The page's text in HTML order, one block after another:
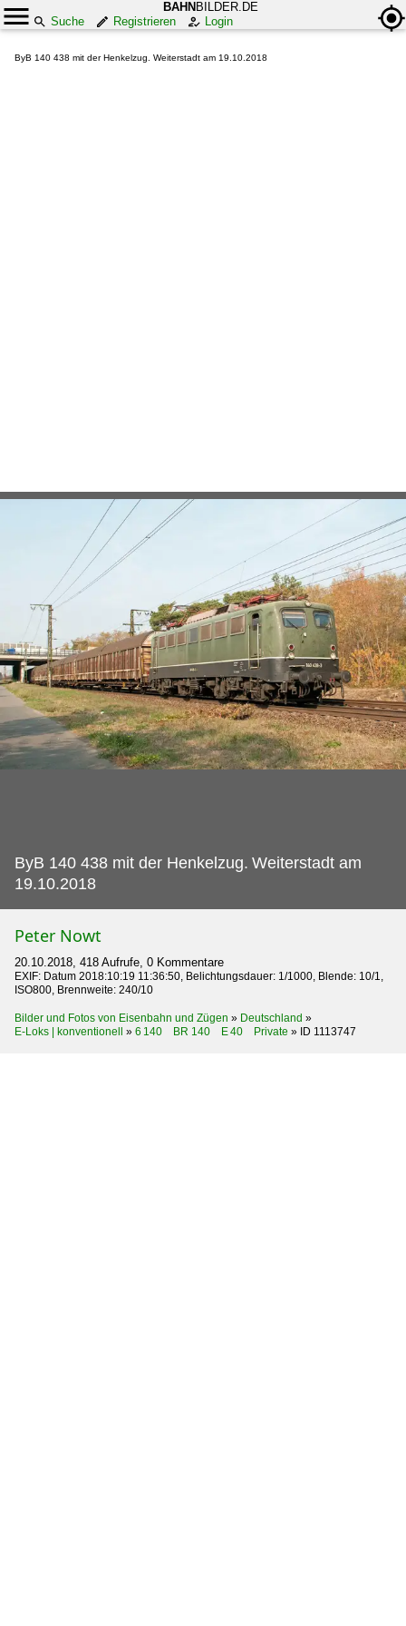
BAHN BILDER.DE
Suche
Registrieren Login
ByB 140 438 mit der Henkelzug. Weiterstadt am 19.10.2018
ByB 140 438 mit der Henkelzug. Weiterstadt am
19.10.2018
Peter Nowt
20.10.2018, 418 Aufrufe, 0 Kommentare
EXIF: Datum 2018:10:19 11:36:50, Belichtungsdauer: 1/1000, Blende: 10/1,
ISO800, Brennweite: 240/10
Bilder und Fotos von Eisenbahn und Zügen » Deutschland »
E-Loks | konventionell » 6 140 BR 140 E 40 Private » ID 1113747